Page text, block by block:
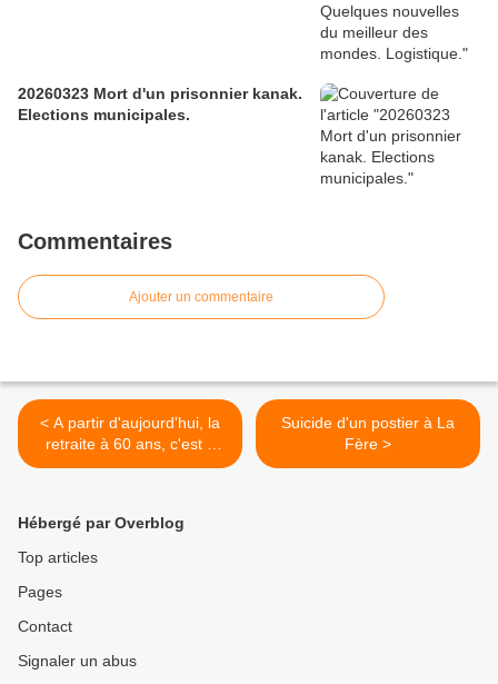
20260323 Mort d'un prisonnier kanak.
Elections municipales.
Commentaires
Ajouter un commentaire
< A partir d'aujourd'hui, la
retraite à 60 ans, c'est à
nouveau possible, mais...
Suicide d'un postier à La
Fère >
Hébergé par Overblog
Top articles
Pages
Contact
Signaler un abus